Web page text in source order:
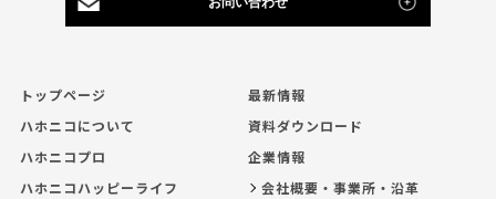
トップページ
ハホニコについて
ハホニコプロ
ハホニコハッピーライフ
最新情報
資料ダウンロード
企業情報
会社概要・事業所・沿革